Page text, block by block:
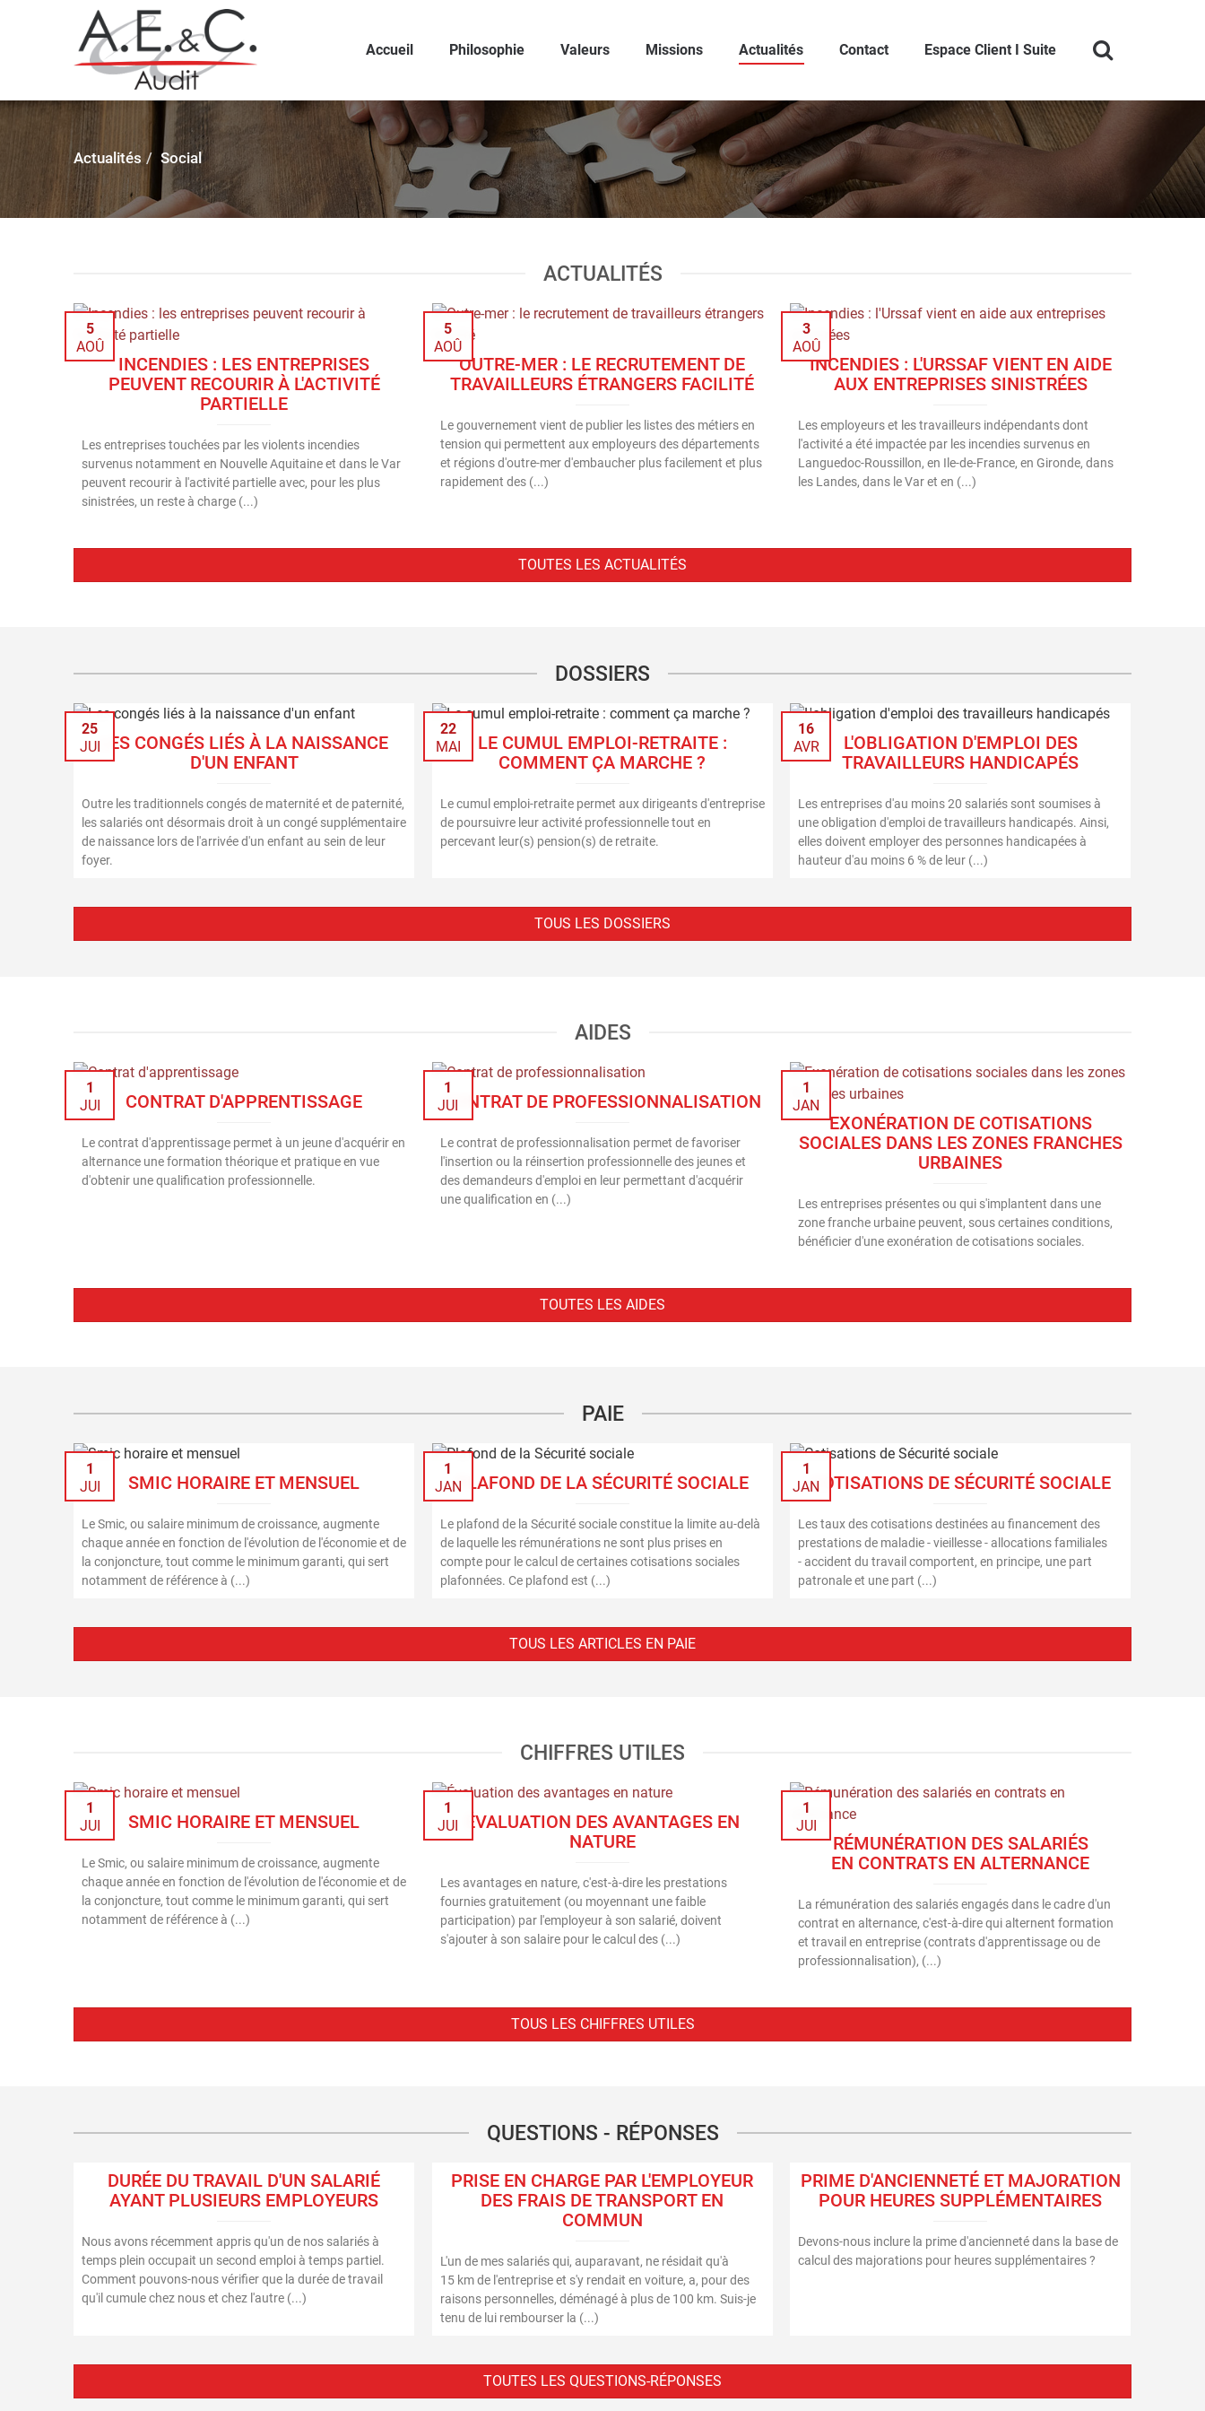
Accueil Philosophie Valeurs Missions Actualités Contact Espace Client I Suite
Actualités Social
ACTUALITÉS
INCENDIES : LES ENTREPRISES
PEUVENT RECOURIR À L'ACTIVITÉ
PARTIELLE
5
AOÛ
Les entreprises touchées par les violents incendies
survenus notamment en Nouvelle Aquitaine et dans le Var
peuvent recourir à l'activité partielle avec, pour les plus
sinistrées, un reste à charge (...)
OUTRE-MER : LE RECRUTEMENT DE
TRAVAILLEURS ÉTRANGERS FACILITÉ
5
AOÛ
Le gouvernement vient de publier les listes des métiers en
tension qui permettent aux employeurs des départements
et régions d'outre-mer d'embaucher plus facilement et plus
rapidement des (...)
INCENDIES : L'URSSAF VIENT EN AIDE
AUX ENTREPRISES SINISTRÉES
3
AOÛ
Les employeurs et les travailleurs indépendants dont
l'activité a été impactée par les incendies survenus en
Languedoc-Roussillon, en Ile-de-France, en Gironde, dans
les Landes, dans le Var et en (...)
TOUTES LES ACTUALITÉS
DOSSIERS
LES CONGÉS LIÉS À LA NAISSANCE
D'UN ENFANT
25
JUI
Outre les traditionnels congés de maternité et de paternité,
les salariés ont désormais droit à un congé supplémentaire
de naissance lors de l'arrivée d'un enfant au sein de leur
foyer.
LE CUMUL EMPLOI-RETRAITE :
COMMENT ÇA MARCHE ?
22
MAI
Le cumul emploi-retraite permet aux dirigeants d'entreprise
de poursuivre leur activité professionnelle tout en
percevant leur(s) pension(s) de retraite.
L'OBLIGATION D'EMPLOI DES
TRAVAILLEURS HANDICAPÉS
16
AVR
Les entreprises d'au moins 20 salariés sont soumises à
une obligation d'emploi de travailleurs handicapés. Ainsi,
elles doivent employer des personnes handicapées à
hauteur d'au moins 6 % de leur (...)
TOUS LES DOSSIERS
AIDES
CONTRAT D'APPRENTISSAGE
1
JUI
Le contrat d'apprentissage permet à un jeune d'acquérir en
alternance une formation théorique et pratique en vue
d'obtenir une qualification professionnelle.
CONTRAT DE PROFESSIONNALISATION
1
JUI
Le contrat de professionnalisation permet de favoriser
l'insertion ou la réinsertion professionnelle des jeunes et
des demandeurs d'emploi en leur permettant d'acquérir
une qualification en (...)
EXONÉRATION DE COTISATIONS
SOCIALES DANS LES ZONES FRANCHES
URBAINES
1
JAN
Les entreprises présentes ou qui s'implantent dans une
zone franche urbaine peuvent, sous certaines conditions,
bénéficier d'une exonération de cotisations sociales.
TOUTES LES AIDES
PAIE
SMIC HORAIRE ET MENSUEL
1
JUI
Le Smic, ou salaire minimum de croissance, augmente
chaque année en fonction de l'évolution de l'économie et de
la conjoncture, tout comme le minimum garanti, qui sert
notamment de référence à (...)
PLAFOND DE LA SÉCURITÉ SOCIALE
1
JAN
Le plafond de la Sécurité sociale constitue la limite au-delà
de laquelle les rémunérations ne sont plus prises en
compte pour le calcul de certaines cotisations sociales
plafonnées. Ce plafond est (...)
COTISATIONS DE SÉCURITÉ SOCIALE
1
JAN
Les taux des cotisations destinées au financement des
prestations de maladie - vieillesse - allocations familiales
- accident du travail comportent, en principe, une part
patronale et une part (...)
TOUS LES ARTICLES EN PAIE
CHIFFRES UTILES
SMIC HORAIRE ET MENSUEL
1
JUI
Le Smic, ou salaire minimum de croissance, augmente
chaque année en fonction de l'évolution de l'économie et de
la conjoncture, tout comme le minimum garanti, qui sert
notamment de référence à (...)
ÉVALUATION DES AVANTAGES EN
NATURE
1
JUI
Les avantages en nature, c'est-à-dire les prestations
fournies gratuitement (ou moyennant une faible
participation) par l'employeur à son salarié, doivent
s'ajouter à son salaire pour le calcul des (...)
RÉMUNÉRATION DES SALARIÉS
EN CONTRATS EN ALTERNANCE
1
JUI
La rémunération des salariés engagés dans le cadre d'un
contrat en alternance, c'est-à-dire qui alternent formation
et travail en entreprise (contrats d'apprentissage ou de
professionnalisation), (...)
TOUS LES CHIFFRES UTILES
QUESTIONS - RÉPONSES
DURÉE DU TRAVAIL D'UN SALARIÉ
AYANT PLUSIEURS EMPLOYEURS
Nous avons récemment appris qu'un de nos salariés à
temps plein occupait un second emploi à temps partiel.
Comment pouvons-nous vérifier que la durée de travail
qu'il cumule chez nous et chez l'autre (...)
PRISE EN CHARGE PAR L'EMPLOYEUR
DES FRAIS DE TRANSPORT EN
COMMUN
L'un de mes salariés qui, auparavant, ne résidait qu'à
15 km de l'entreprise et s'y rendait en voiture, a, pour des
raisons personnelles, déménagé à plus de 100 km. Suis-je
tenu de lui rembourser la (...)
PRIME D'ANCIENNETÉ ET MAJORATION
POUR HEURES SUPPLÉMENTAIRES
Devons-nous inclure la prime d'ancienneté dans la base de
calcul des majorations pour heures supplémentaires ?
TOUTES LES QUESTIONS-RÉPONSES